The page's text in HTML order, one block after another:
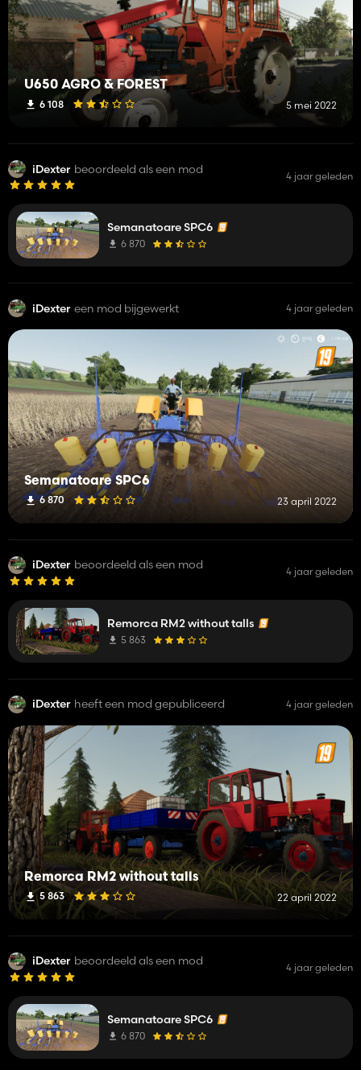
U650 AGRO & FOREST
6 108 5 mei 2022
iDexter beoordeeld als een mod 4 jaar geleden
Semanatoare SPC6
6 870
iDexter een mod bijgewerkt 4 jaar geleden
Semanatoare SPC6
6 870 23 april 2022
iDexter beoordeeld als een mod 4 jaar geleden
Remorca RM2 without talls
5 863
iDexter heeft een mod gepubliceerd 4 jaar geleden
Remorca RM2 without talls
5 863 22 april 2022
iDexter beoordeeld als een mod 4 jaar geleden
Semanatoare SPC6
6 870